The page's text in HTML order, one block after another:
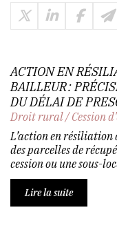
ACTION EN
BAILLEUR :
DU DÉLAI DE
Droit rural/Cession
L’action en
des parcelles de
cession ou une sous-
Lire la suite